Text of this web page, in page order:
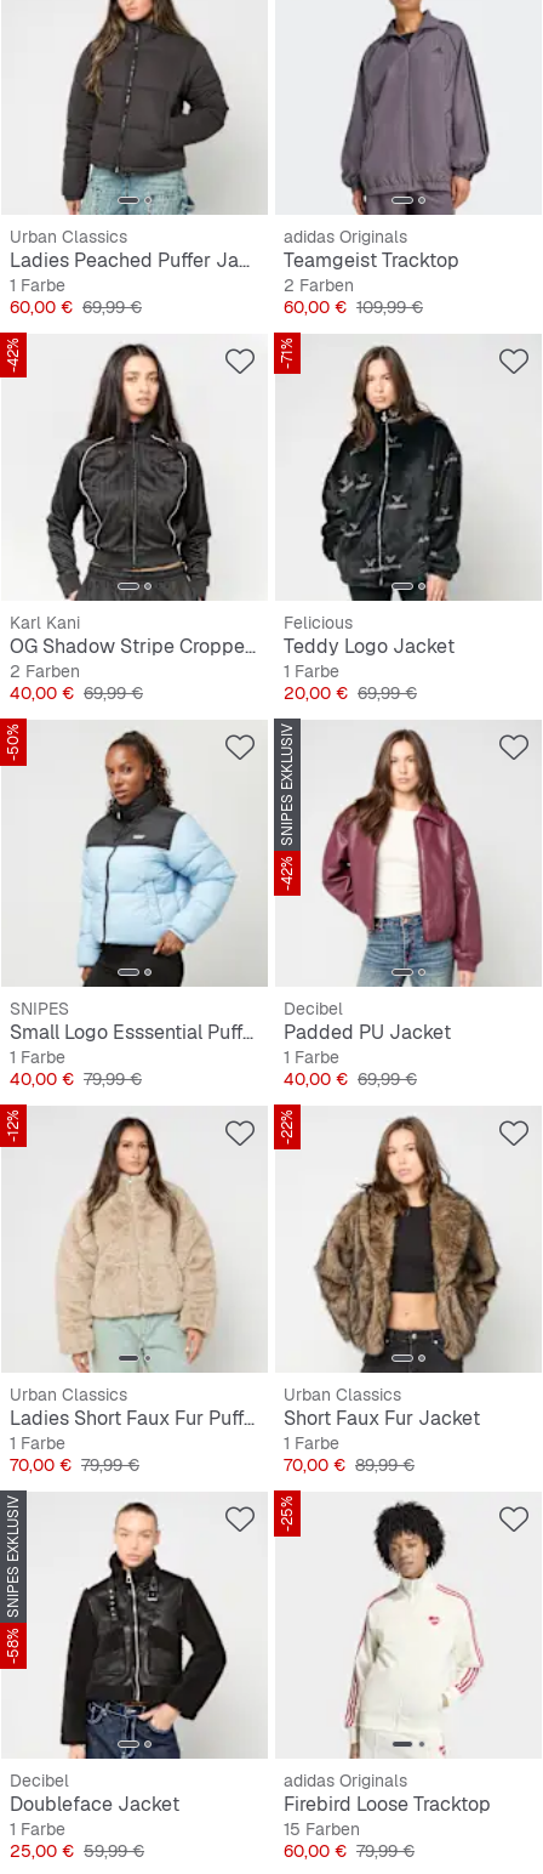
Urban Classics
Ladies Peached Puffer Jacket With Hood
1 Farbe
Preis
60,00 € Originalpreis
69,99 €
adidas Originals
Teamgeist Tracktop
2 Farben
Preis
60,00 € Originalpreis
109,99 €
-42%
Karl Kani
OG Shadow Stripe Cropped Trackjacket
2 Farben
Preis
40,00 € Originalpreis
69,99 €
-71%
Felicious
Teddy Logo Jacket
1 Farbe
Preis
20,00 € Originalpreis
69,99 €
-50%
SNIPES
Small Logo Esssential Puffer Jacke
1 Farbe
Preis
40,00 € Originalpreis
79,99 €
SNIPES EXKLUSIV
-42%
Decibel
Padded PU Jacket
1 Farbe
Preis
40,00 € Originalpreis
69,99 €
-12%
Urban Classics
Ladies Short Faux Fur Puffer Jacket
1 Farbe
Preis
70,00 € Originalpreis
79,99 €
-22%
Urban Classics
Short Faux Fur Jacket
1 Farbe
Preis
70,00 € Originalpreis
89,99 €
SNIPES EXKLUSIV
-58%
Decibel
Doubleface Jacket
1 Farbe
Preis
25,00 € Originalpreis
59,99 €
-25%
adidas Originals
Firebird Loose Tracktop
15 Farben
Preis
60,00 € Originalpreis
79,99 €